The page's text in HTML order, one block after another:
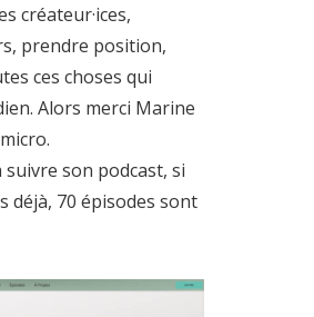
créateur·ices,
prendre position,
ces choses qui
Alors merci Marine
suivre son podcast, si
déjà, 70 épisodes sont